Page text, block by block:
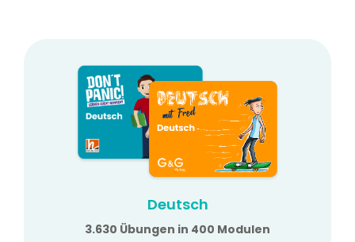
Deutsch
3.630 Übungen in 400 Modulen